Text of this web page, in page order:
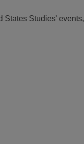
States Studies' events,